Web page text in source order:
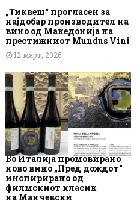
„Тиквеш“ прогласен за
најдобар производител на
вино од Македонија на
престижниот Mundus Vini
12 март, 2026
Во Италија промовирано
ново вино „Пред дождот“
инспирирано од
филмскиот класик
на Манчевски